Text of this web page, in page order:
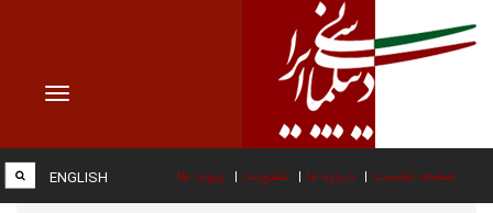
Toggle
صفحه نخست درباره ما عضویت پیوند ها ENGLISH